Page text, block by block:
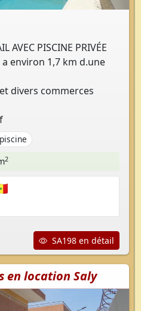
AVEC PISCINE PRIVÉE
environ 1,7 km d.une
divers commerces
2
SA198 en détail
en location Saly